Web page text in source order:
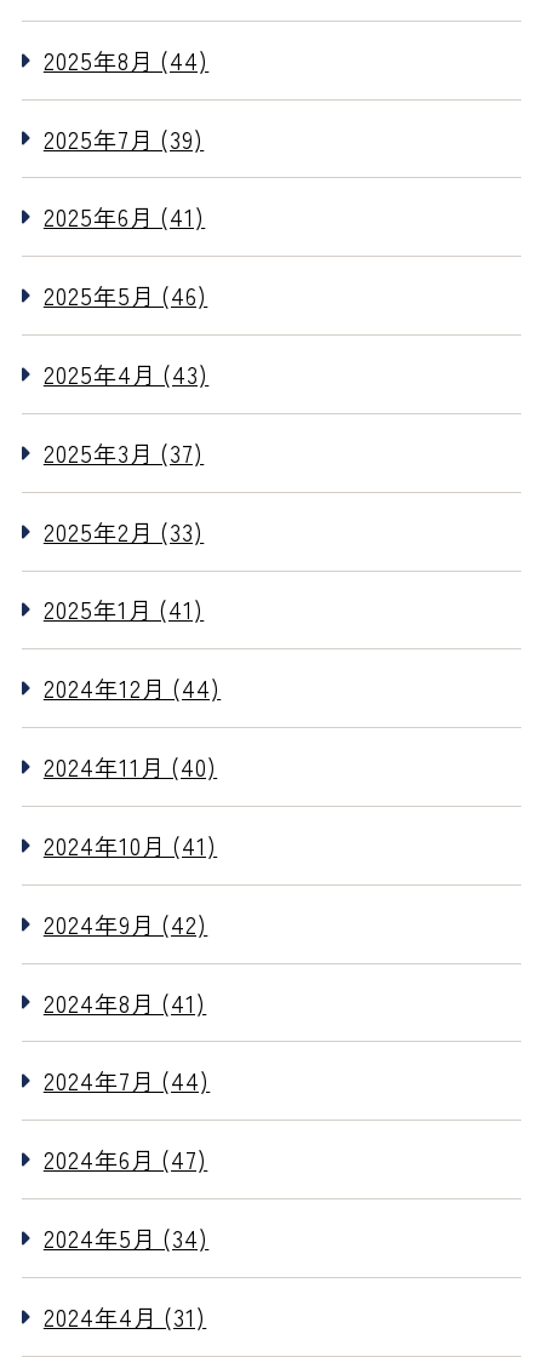
2025年8月 (44)
2025年7月 (39)
2025年6月 (41)
2025年5月 (46)
2025年4月 (43)
2025年3月 (37)
2025年2月 (33)
2025年1月 (41)
2024年12月 (44)
2024年11月 (40)
2024年10月 (41)
2024年9月 (42)
2024年8月 (41)
2024年7月 (44)
2024年6月 (47)
2024年5月 (34)
2024年4月 (31)